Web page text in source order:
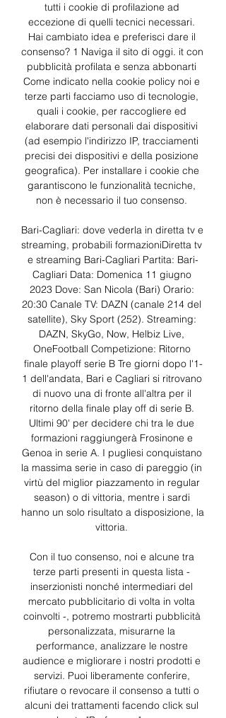
tutti i cookie di profilazione ad
eccezione di quelli tecnici necessari.
Hai cambiato idea e preferisci dare il
consenso? 1 Naviga il sito di oggi. it con
pubblicità profilata e senza abbonarti
Come indicato nella cookie policy noi e
terze parti facciamo uso di tecnologie,
quali i cookie, per raccogliere ed
elaborare dati personali dai dispositivi
(ad esempio l'indirizzo IP, tracciamenti
precisi dei dispositivi e della posizione
geografica). Per installare i cookie che
garantiscono le funzionalità tecniche,
non è necessario il tuo consenso.
Bari-Cagliari: dove vederla in diretta tv e
streaming, probabili formazioniDiretta tv
e streaming Bari-Cagliari Partita: Bari-
Cagliari Data: Domenica 11 giugno
2023 Dove: San Nicola (Bari) Orario:
20:30 Canale TV: DAZN (canale 214 del
satellite), Sky Sport (252). Streaming:
DAZN, SkyGo, Now, Helbiz Live,
OneFootball Competizione: Ritorno
finale playoff serie B Tre giorni dopo l'1-
1 dell'andata, Bari e Cagliari si ritrovano
di nuovo una di fronte all'altra per il
ritorno della finale play off di serie B.
Ultimi 90' per decidere chi tra le due
formazioni raggiungerà Frosinone e
Genoa in serie A. I pugliesi conquistano
la massima serie in caso di pareggio (in
virtù del miglior piazzamento in regular
season) o di vittoria, mentre i sardi
hanno un solo risultato a disposizione, la
vittoria.
Con il tuo consenso, noi e alcune tra
terze parti presenti in questa lista -
inserzionisti nonché intermediari del
mercato pubblicitario di volta in volta
coinvolti -, potremo mostrarti pubblicità
personalizzata, misurarne la
performance, analizzare le nostre
audience e migliorare i nostri prodotti e
servizi. Puoi liberamente conferire,
rifiutare o revocare il consenso a tutti o
alcuni dei trattamenti facendo click sul